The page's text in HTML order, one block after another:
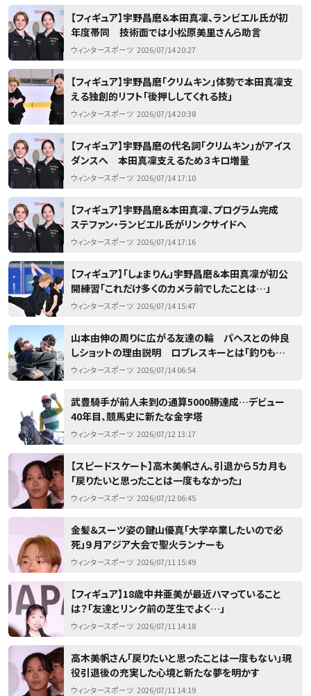
【フィギュア】宇野昌磨＆本田真凜、ランビエル氏が初
年度帯同 技術面では小松原美里さんら助言
ウィンタースポーツ 2026/07/14 20:27
【フィギュア】宇野昌磨「クリムキン」体勢で本田真凜支
える独創的リフト「後押ししてくれる技」
ウィンタースポーツ 2026/07/14 20:38
【フィギュア】宇野昌磨の代名詞「クリムキン」がアイス
ダンスへ 本田真凜支えるため３キロ増量
ウィンタースポーツ 2026/07/14 17:10
【フィギュア】宇野昌磨＆本田真凜、プログラム完成
ステファン・ランビエル氏がリンクサイドへ
ウィンタースポーツ 2026/07/14 17:16
【フィギュア】「しょまりん」宇野昌磨＆本田真凜が初公
開練習「これだけ多くのカメラ前でしたことは…」
ウィンタースポーツ 2026/07/14 15:47
山本由伸の周りに広がる友達の輪 パヘスとの仲良
しショットの理由説明 ロブレスキーとは「釣りも一
緒に行った」「一番英語を教えてくれる」
ウィンタースポーツ 2026/07/14 06:54
武豊騎手が前人未到の通算5000勝達成…デビュー
40年目、競馬史に新たな金字塔
ウィンタースポーツ 2026/07/12 13:17
【スピードスケート】高木美帆さん、引退から５カ月も
「戻りたいと思ったことは一度もなかった」
ウィンタースポーツ 2026/07/12 06:45
金髪＆スーツ姿の鍵山優真「大学卒業したいので必
死」９月アジア大会で聖火ランナーも
ウィンタースポーツ 2026/07/11 15:49
【フィギュア】18歳中井亜美が最近ハマっていること
は？「友達とリンク前の芝生でよく…」
ウィンタースポーツ 2026/07/11 14:18
高木美帆さん「戻りたいと思ったことは一度もない」現
役引退後の充実した心境と新たな夢を明かす
ウィンタースポーツ 2026/07/11 14:19